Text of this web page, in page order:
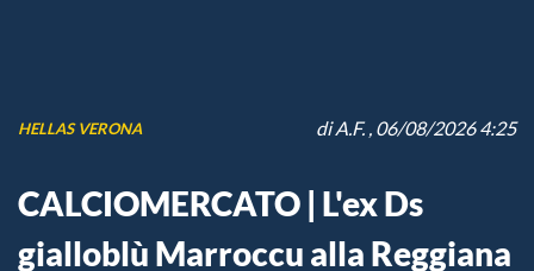
HELLAS VERONA diA.F., 06/08/2026 4:25
CALCIOMERCATO | L'ex Ds
gialloblù Marroccu alla Reggiana